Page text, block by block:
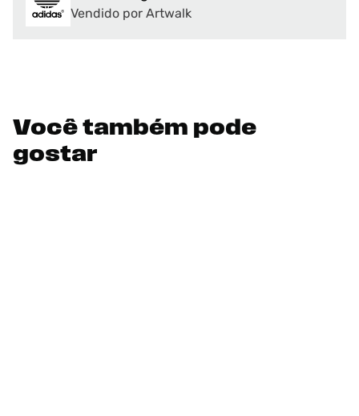
Vendido por Artwalk
Você também pode
gostar